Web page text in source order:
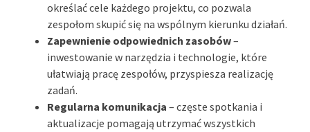
określać cele każdego projektu, co pozwala
zespołom skupić się na wspólnym kierunku działań.
Zapewnienie odpowiednich zasobów–
inwestowanie w narzędzia i technologie, które
ułatwiają pracę zespołów, przyspiesza realizację
zadań.
Regularna komunikacja – częste spotkania i
aktualizacje pomagają utrzymać wszystkich